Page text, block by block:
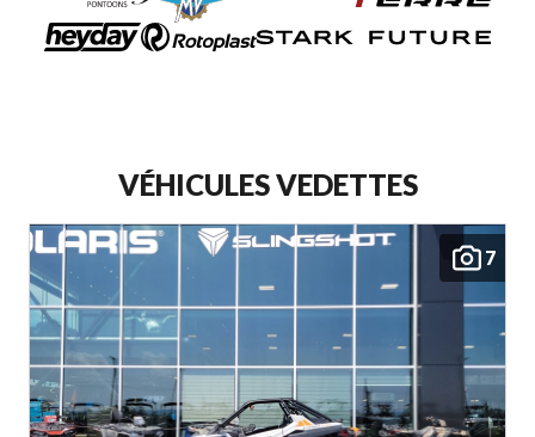
VÉHICULES VEDETTES
7